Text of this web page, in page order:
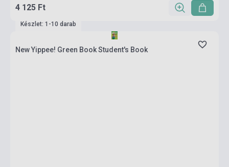
4 125 Ft
Készlet: 1-10 darab
New Yippee! Green Book Student's Book